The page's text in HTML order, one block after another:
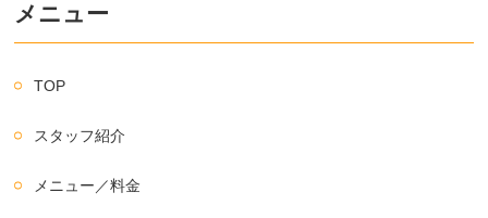
メニュー
TOP
スタッフ紹介
メニュー／料金